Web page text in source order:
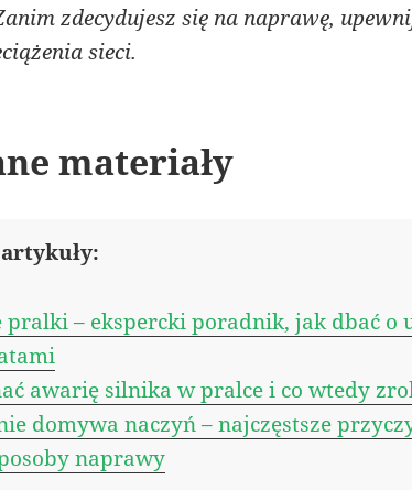
zdecydujesz się na naprawę,
sieci.
materiały
pralki – ekspercki poradnik, jak dbać o
awarię silnika w pralce i co wtedy
domywa naczyń – najczęstsze
naprawy